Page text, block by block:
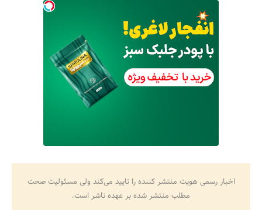
اخبار رسمی هویت منتشر کننده را تایید می‌کند ولی مسئولیت صحت
مطلب منتشر شده بر عهده ناشر است.